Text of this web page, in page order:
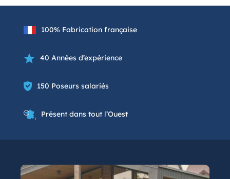
100% Fabrication française
40 Années d’expérience
150 Poseurs salariés
Présent dans tout l’Ouest